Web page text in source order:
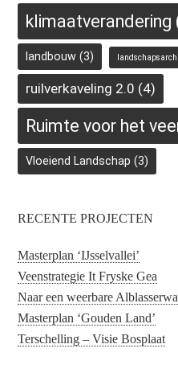
klimaatverandering
landbouw (3)
ruilverkaveling 2.0 (4)
Ruimte voor het
Vloeiend Landschap (3)
RECENTE PROJECTEN
Masterplan ‘IJsselvallei’
Veenstrategie It Fryske Gea
Naar een weerbare
Masterplan ‘Gouden Land’
Terschelling – Visie Bosplaat